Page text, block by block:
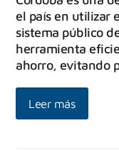
el país en utilizar
sistema público
herramienta
ahorro, evitando
Leer más